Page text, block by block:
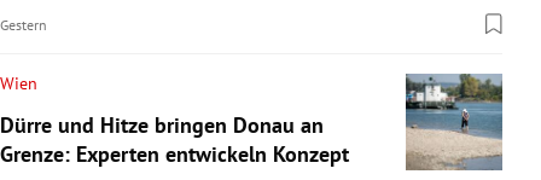
Gestern
Wien
Dürre und Hitze bringen Donau an
Grenze: Experten entwickeln Konzept